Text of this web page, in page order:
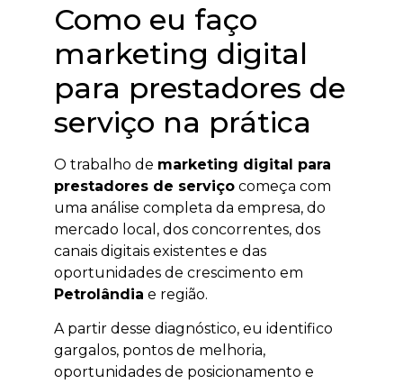
Como eu faço
marketing digital
para prestadores de
serviço na prática
O trabalho de marketing digital para
prestadores de serviço começa com
uma análise completa da empresa, do
mercado local, dos concorrentes, dos
canais digitais existentes e das
oportunidades de crescimento em
Petrolândia e região.
A partir desse diagnóstico, eu identifico
gargalos, pontos de melhoria,
oportunidades de posicionamento e